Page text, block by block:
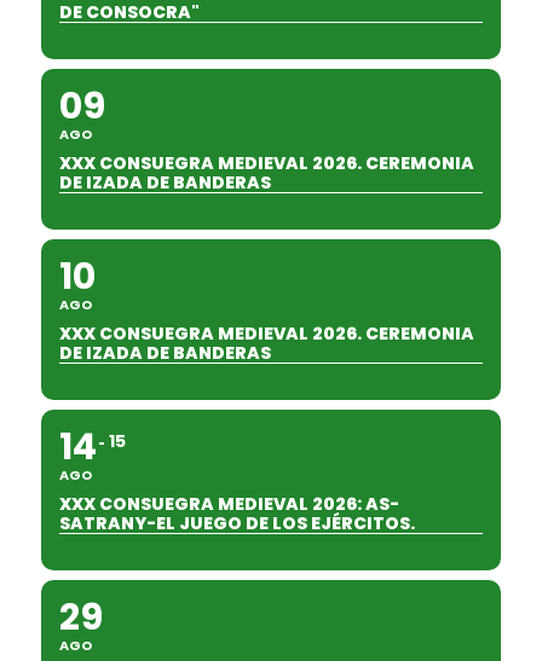
DE CONSOCRA"
09
AGO
XXX CONSUEGRA MEDIEVAL 2026. CEREMONIA
DE IZADA DE BANDERAS
10
AGO
XXX CONSUEGRA MEDIEVAL 2026. CEREMONIA
DE IZADA DE BANDERAS
14
AGO
15
XXX CONSUEGRA MEDIEVAL 2026: AS-
SATRANY-EL JUEGO DE LOS EJÉRCITOS.
29
AGO